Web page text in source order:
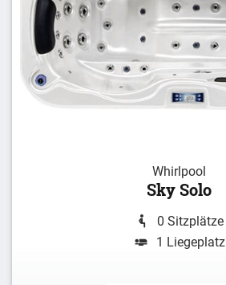
Whirlpool
Sky Solo
0 Sitzplätze
1 Liegeplatz